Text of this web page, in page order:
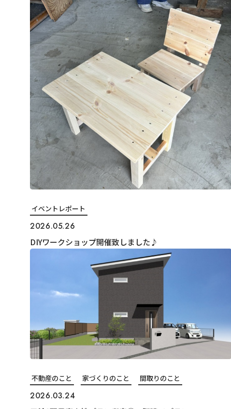
イベントレポート
2026.05.26
DIYワークショップ開催致しました♪
不動産のこと 家づくりのこと 間取りのこと
2026.03.24